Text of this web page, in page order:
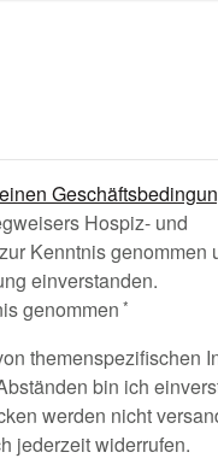
Hospiz- und
Kenntnis genommen
einverstanden.
genommen
themenspezifischen
bin ich
werden nicht
jederzeit widerrufen.